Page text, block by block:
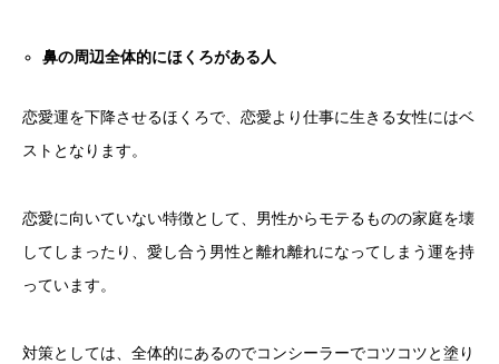
鼻の周辺全体的にほくろがある人
恋愛運を下降させるほくろで、恋愛より仕事に生きる女性にはベ
ストとなります。
恋愛に向いていない特徴として、男性からモテるものの家庭を壊
してしまったり、愛し合う男性と離れ離れになってしまう運を持
っています。
対策としては、全体的にあるのでコンシーラーでコツコツと塗り